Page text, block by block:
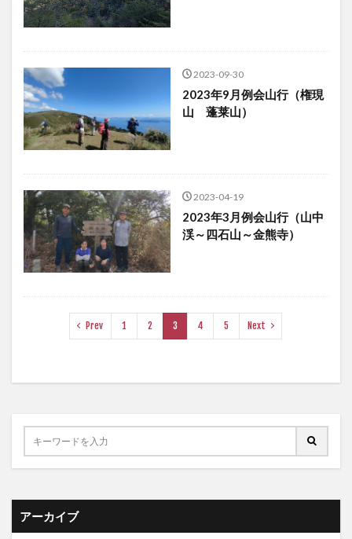
2023-09-30
2023年9月例会山行（権現
山 蓬莱山）
2023-04-19
2023年3月例会山行（山中
渓～四石山～金熊寺）
Prev 1 2 3 4 5 Next
アーカイブ